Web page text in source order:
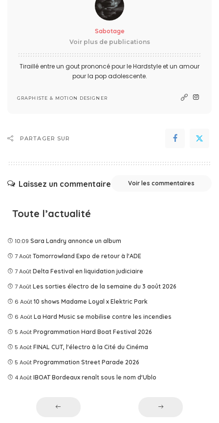
Sabotage
Voir plus de publications
Tiraillé entre un gout prononcé pour le Hardstyle et un amour
pour la pop adolescente.
GRAPHISTE & MOTION DESIGNER
PARTAGER SUR
Laissez un commentaire Voir les commentaires
Toute l’actualité
10:09 Sara Landry annonce un album
7 Août Tomorrowland Expo de retour à l'ADE
7 Août Delta Festival en liquidation judiciaire
7 Août Les sorties électro de la semaine du 3 août 2026
6 Août 10 shows Madame Loyal x Elektric Park
6 Août La Hard Music se mobilise contre les incendies
5 Août Programmation Hard Boat Festival 2026
5 Août FINAL CUT, l'électro à la Cité du Cinéma
5 Août Programmation Street Parade 2026
4 Août IBOAT Bordeaux renaît sous le nom d'Ublo